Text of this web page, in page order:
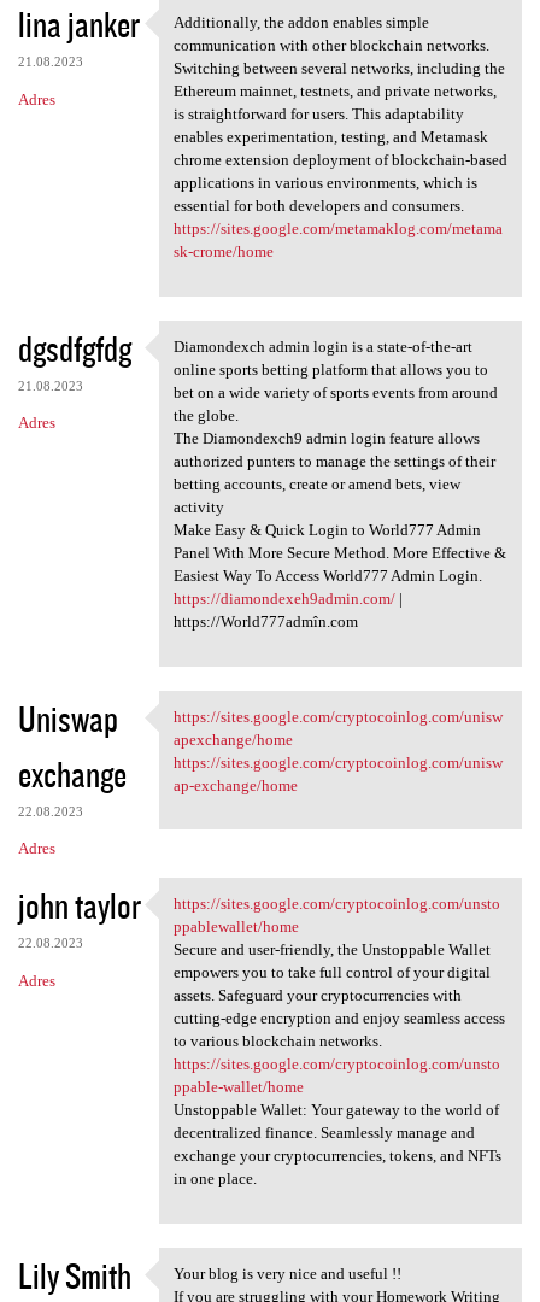
lina janker
21.08.2023
Adres
Additionally, the addon
Additionally, the addon enables simple
communication with other blockchain networks.
Switching between several networks, including the
Ethereum mainnet, testnets, and private networks,
is straightforward for users. This adaptability
enables experimentation, testing, and Metamask
chrome extension deployment of blockchain-based
applications in various environments, which is
essential for both developers and consumers.
https://sites.google.com/metamaklog.com/metama
sk-crome/home
dgsdfgfdg
21.08.2023
Adres
Diamondexch admin login is a
Diamondexch admin login is a state-of-the-art
online sports betting platform that allows you to
bet on a wide variety of sports events from around
the globe.
The Diamondexch9 admin login feature allows
authorized punters to manage the settings of their
betting accounts, create or amend bets, view
activity
Make Easy & Quick Login to World777 Admin
Panel With More Secure Method. More Effective &
Easiest Way To Access World777 Admin Login.
https://diamondexeh9admin.com/|
https://World777admîn.com
Uniswap
exchange
22.08.2023
Adres
https://sites.google.com
https://sites.google.com/cryptocoinlog.com/unisw
apexchange/home
https://sites.google.com/cryptocoinlog.com/unisw
ap-exchange/home
john taylor
22.08.2023
Adres
https://sites.google.com
https://sites.google.com/cryptocoinlog.com/unsto
ppablewallet/home
Secure and user-friendly, the Unstoppable Wallet
empowers you to take full control of your digital
assets. Safeguard your cryptocurrencies with
cutting-edge encryption and enjoy seamless access
to various blockchain networks.
https://sites.google.com/cryptocoinlog.com/unsto
ppable-wallet/home
Unstoppable Wallet: Your gateway to the world of
decentralized finance. Seamlessly manage and
exchange your cryptocurrencies, tokens, and NFTs
in one place.
Lily Smith Your blog is very nice and
Your blog is very nice and useful !!
If you are struggling with your Homework Writing